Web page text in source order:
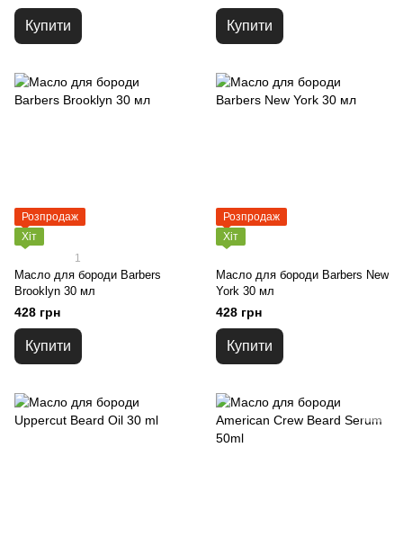
Купити Купити
Розпродаж
Хіт
1
Масло для бороди Barbers
Brooklyn 30 мл
428 грн
Купити
Розпродаж
Хіт
Масло для бороди Barbers New
York 30 мл
428 грн
Купити